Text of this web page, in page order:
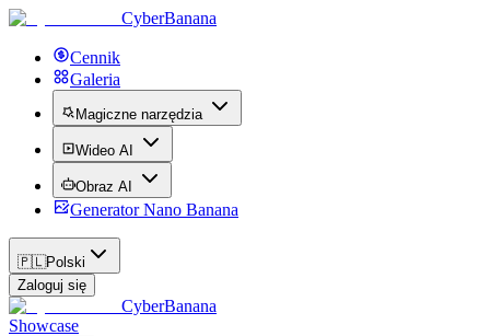
CyberBanana
Cennik
Galeria
Magiczne narzędzia
Wideo AI
Obraz AI
Generator Nano Banana
🇵🇱Polski
Zaloguj się
CyberBanana
Showcase